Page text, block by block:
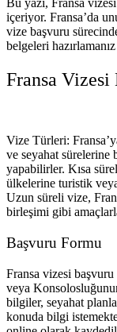
Bu yazı, Fransa
içeriyor. Fransa’da
vize başvuru
belgeleri
Fransa
Vize Türleri:
ve seyahat sürelerine
yapabilirler. Kısa
ülkelerine turistik
Uzun süreli vize,
birleşimi gibi
Başvuru Formu
Fransa vizesi
veya
bilgiler, seyahat
konuda bilgi